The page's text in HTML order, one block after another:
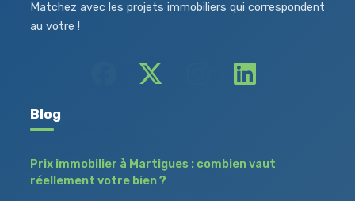
Matchez avec les projets immobiliers qui correspondent
au votre !
Blog
Prix immobilier à Martigues : combien vaut
réellement votre bien ?